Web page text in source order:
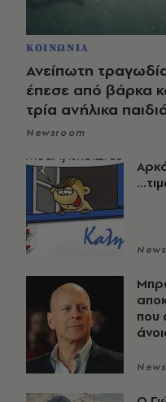
ΚΟΙΝΩΝΙΑ
Ανείπωτη
έπεσε από βάρκα
τρία ανήλικα
Newsroom
που